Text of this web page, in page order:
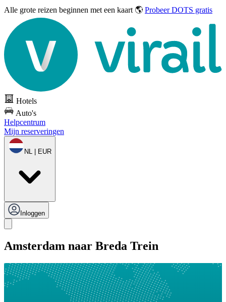
Alle grote reizen beginnen met een kaart 🌎 Probeer DOTS gratis
Hotels
Auto's
Helpcentrum
Mijn reserveringen
NL | EUR
Inloggen
Amsterdam naar Breda Trein